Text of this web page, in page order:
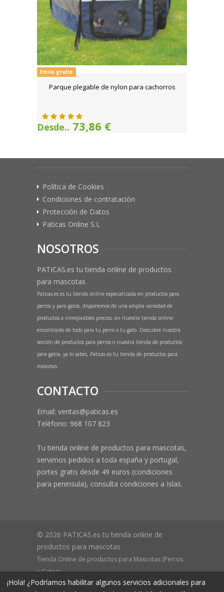
Envío gratis
Parque plegable de nylon para cachorros
Desde.. 73,86 €
Política de Cookies
Condiciones de contratación
Protección de Datos
Paticas Online S.L
NOSOTROS
PATICAS.es tu tienda online de productos
para mascotas
Paticas.es es tu tienda online especializada en productos para
perros y para gatos, disponemos de una amplia variedad de
productos a inmejorables precios, en nuestra tienda online
encontrarás de todo para tu perro o tu gato. Descubre nuestra
sección de productos para perros o nuestra tienda de productos
para gatos, ya lo sabes, Paticas es tu tienda de productos para
mascotas.
CONTACTO
Email: ventas@paticas.es
Teléfono: 968 107 823
Tu tienda online de productos para mascotas,
servimos pedidos a toda españa y portugal,
portes gratis desde 49 euros (condiciones
para peninsula), consulta condiciones a Islas.
© 2026 PATICAS.es tu tienda online de
productos para mascotas
Tienda Online de productos para Mascotas (Perros
y Gatos)
CIF B73648305 Domicilio: Av Monteazahar, 4 1º Izq,
¡Hola! ¿Podríamos habilitar algunos servicios adicionales para